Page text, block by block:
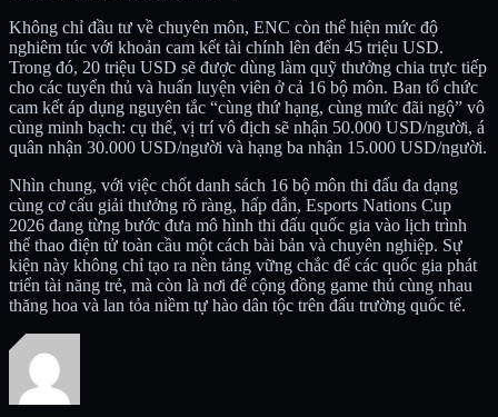
Không chỉ đầu tư về chuyên môn, ENC còn thể hiện mức độ
nghiêm túc với khoản cam kết tài chính lên đến 45 triệu USD.
Trong đó, 20 triệu USD sẽ được dùng làm quỹ thưởng chia trực tiếp
cho các tuyển thủ và huấn luyện viên ở cả 16 bộ môn. Ban tổ chức
cam kết áp dụng nguyên tắc “cùng thứ hạng, cùng mức đãi ngộ” vô
cùng minh bạch: cụ thể, vị trí vô địch sẽ nhận 50.000 USD/người, á
quân nhận 30.000 USD/người và hạng ba nhận 15.000 USD/người.
Nhìn chung, với việc chốt danh sách 16 bộ môn thi đấu đa dạng
cùng cơ cấu giải thưởng rõ ràng, hấp dẫn, Esports Nations Cup
2026 đang từng bước đưa mô hình thi đấu quốc gia vào lịch trình
thể thao điện tử toàn cầu một cách bài bản và chuyên nghiệp. Sự
kiện này không chỉ tạo ra nền tảng vững chắc để các quốc gia phát
triển tài năng trẻ, mà còn là nơi để cộng đồng game thủ cùng nhau
thăng hoa và lan tỏa niềm tự hào dân tộc trên đấu trường quốc tế.